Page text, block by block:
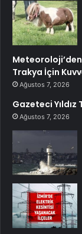
Trakya İçin
Ağustos 7, 2026
Gazeteci Yıldız
Ağustos 7, 2026